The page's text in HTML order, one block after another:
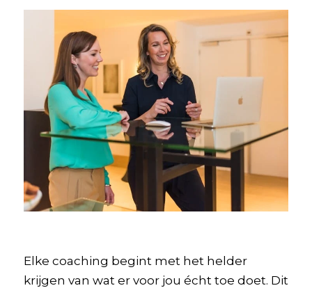
Elke coaching begint met het helder
krijgen van wat er voor jou écht toe doet. Dit